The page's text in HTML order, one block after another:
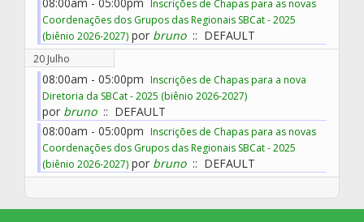
Inscrições de Chapas para as novas
Coordenações dos Grupos das Regionais SBCat - 2025
(biênio 2026-2027) por bruno:: DEFAULT
20 Julho
08:00am - 05:00pm Inscrições de Chapas para a nova
Diretoria da SBCat - 2025 (biênio 2026-2027)
por bruno:: DEFAULT
08:00am - 05:00pm Inscrições de Chapas para as novas
Coordenações dos Grupos das Regionais SBCat - 2025
(biênio 2026-2027) por bruno:: DEFAULT